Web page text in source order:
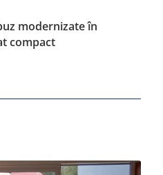
modernizate în
compact